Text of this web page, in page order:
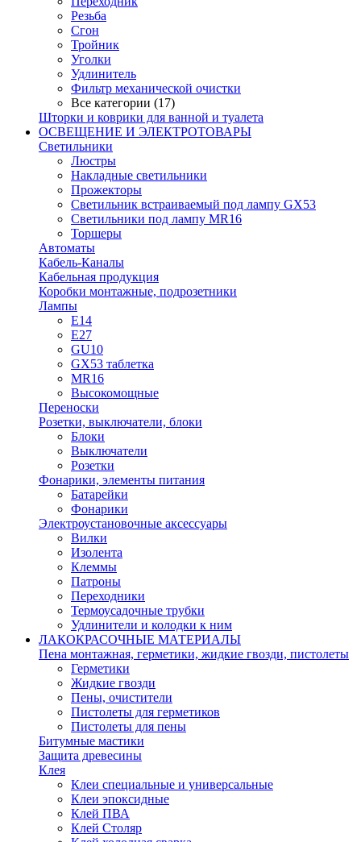
Резьба
Сгон
Тройник
Уголки
Удлинитель
Фильтр механической очистки
Все категории (17)
Шторки и коврики для ванной и туалета
ОСВЕЩЕНИЕ И ЭЛЕКТРОТОВАРЫ
Светильники
Люстры
Накладные светильники
Прожекторы
Светильник встраиваемый под лампу GX53
Светильники под лампу MR16
Торшеры
Автоматы
Кабель-Каналы
Кабельная продукция
Коробки монтажные, подрозетники
Лампы
E14
E27
GU10
GX53 таблетка
MR16
Высокомощные
Переноски
Розетки, выключатели, блоки
Блоки
Выключатели
Розетки
Фонарики, элементы питания
Батарейки
Фонарики
Электроустановочные аксессуары
Вилки
Изолента
Клеммы
Патроны
Переходники
Термоусадочные трубки
Удлинители и колодки к ним
ЛАКОКРАСОЧНЫЕ МАТЕРИАЛЫ
Пена монтажная, герметики, жидкие гвозди, пистолеты
Герметики
Жидкие гвозди
Пены, очистители
Пистолеты для герметиков
Пистолеты для пены
Битумные мастики
Защита древесины
Клея
Клеи специальные и универсальные
Клеи эпоксидные
Клей ПВА
Клей Столяр